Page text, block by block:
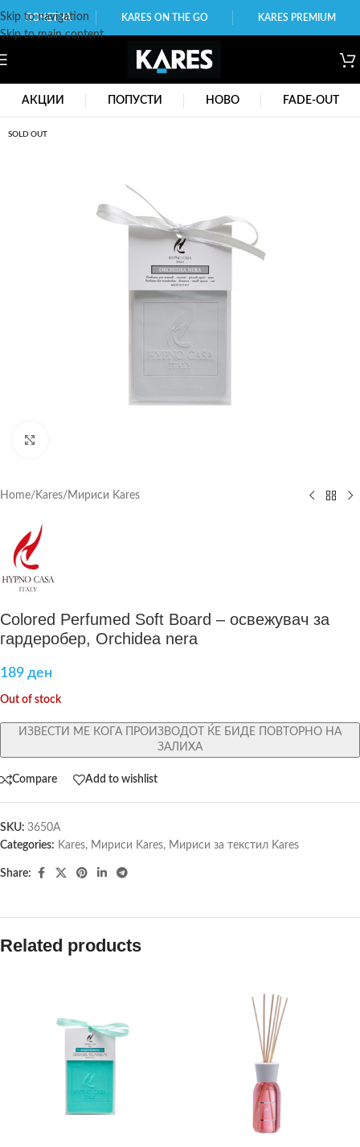
Skip to navigation
Skip to main content
ПОЧЕТНА KARES ON THE GO KARES PREMIUM
АКЦИИ ПОПУСТИ НОВО FADE-OUT
SOLD OUT
Home/ Kares/ Мириси Kares
Colored Perfumed Soft Board – освежувач за
гардеробер, Orchidea nera
189 ден
Out of stock
ИЗВЕСТИ МЕ КОГА ПРОИЗВОДОТ ЌЕ БИДЕ ПОВТОРНО НА
ЗАЛИХА
Compare Add to wishlist
SKU: 3650A
Categories: Kares, Мириси Kares, Мириси за текстил Kares
Share:
Related products